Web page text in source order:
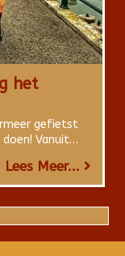
het
gefietst
doen! Vanuit…
Lees Meer...